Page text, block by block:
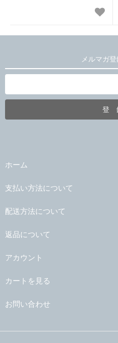
メルマガ
ホーム
支払い方法について
配送方法について
返品について
アカウント
カートを見る
お問い合わせ